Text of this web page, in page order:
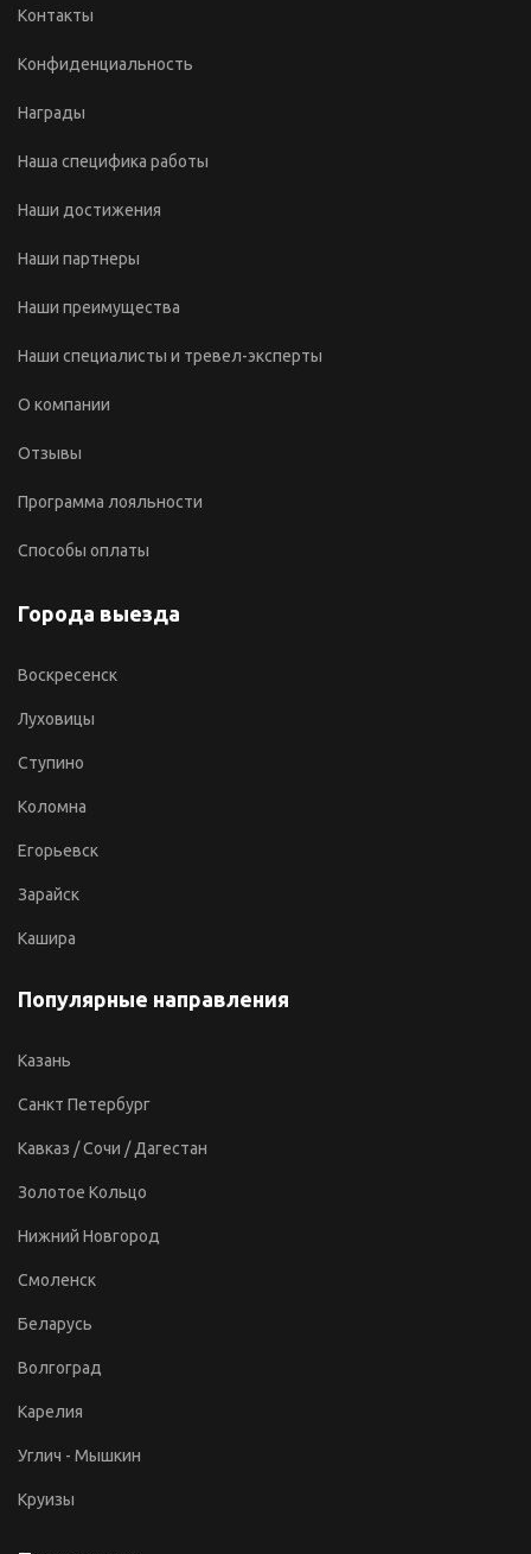
Контакты
Конфиденциальность
Награды
Наша специфика работы
Наши достижения
Наши партнеры
Наши преимущества
Наши специалисты и тревел-эксперты
О компании
Отзывы
Программа лояльности
Способы оплаты
Города выезда
Воскресенск
Луховицы
Ступино
Коломна
Егорьевск
Зарайск
Кашира
Популярные направления
Казань
Санкт Петербург
Кавказ / Сочи / Дагестан
Золотое Кольцо
Нижний Новгород
Смоленск
Беларусь
Волгоград
Карелия
Углич - Мышкин
Круизы